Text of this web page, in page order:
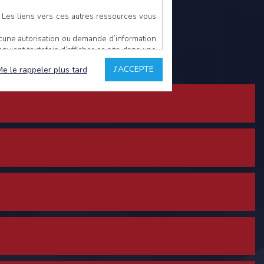
liens vers ces autres ressources vous
autorisation ou demande d’information
toutefois d’afficher ce site dans une
estime non conforme à l’objet du site
comme étant fiables.
avoir fait l’objet de mises à jour. En
l’utilisateur, qui assume la totalité des
l’interprétation ou de l’utilisation des
hors du contrôle de l’EDITEUR, et
J'ACCEPTE
le rappeler plus tard